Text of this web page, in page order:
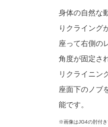
身体の自然な
りクライング
座って右側の
角度が固定さ
リクライニン
座面下のノブ
能です。
※画像はJG4の肘付き